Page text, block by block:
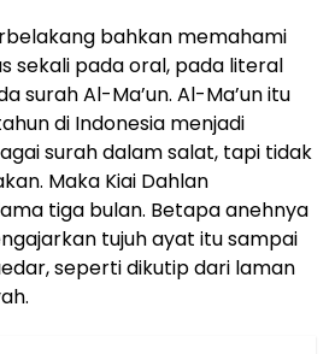
bahkan memahami
sekali pada oral, pada literal
surah Al-Ma’un. Al-Ma’un itu
di Indonesia menjadi
surah dalam salat, tapi tidak
Maka Kiai Dahlan
tiga bulan. Betapa anehnya
tujuh ayat itu sampai
seperti dikutip dari laman